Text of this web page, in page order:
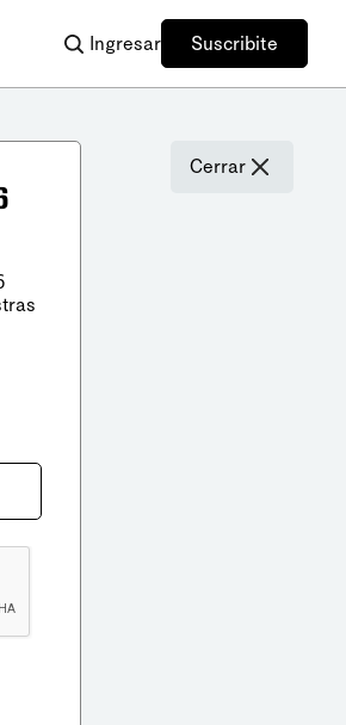
Ingresar Suscribite
Cerrar